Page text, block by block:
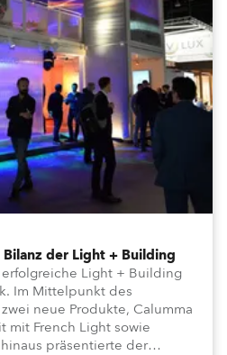
der Light + Building
Light + Building
Im Mittelpunkt des
neue Produkte, Calumma
mit French Light sowie
präsentierte der